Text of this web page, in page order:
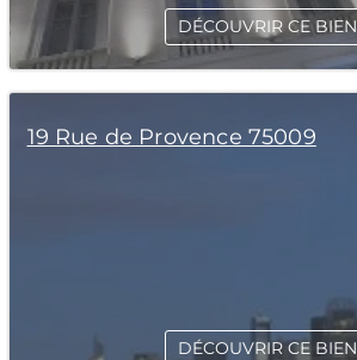
DÉCOUVRIR CE BIEN
19 Rue de Provence 75009
DÉCOUVRIR CE BIEN